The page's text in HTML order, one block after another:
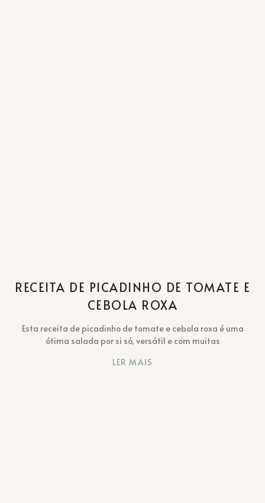
RECEITA DE PICADINHO DE TOMATE E
CEBOLA ROXA
Esta receita de picadinho de tomate e cebola roxa é uma
ótima salada por si só, versátil e com muitas
LER MAIS